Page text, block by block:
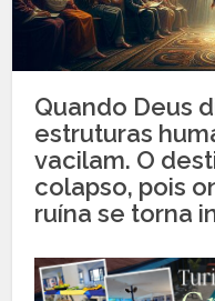
Quando Deus
estruturas
vacilam. O
colapso, pois
ruína se torna